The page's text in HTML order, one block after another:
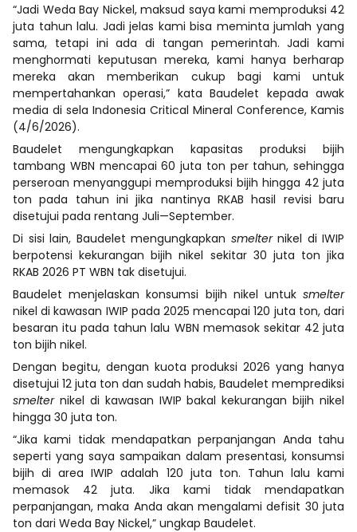
“Jadi Weda Bay Nickel, maksud saya kami memproduksi 42
juta tahun lalu. Jadi jelas kami bisa meminta jumlah yang
sama, tetapi ini ada di tangan pemerintah. Jadi kami
menghormati keputusan mereka, kami hanya berharap
mereka akan memberikan cukup bagi kami untuk
mempertahankan operasi,” kata Baudelet kepada awak
media di sela Indonesia Critical Mineral Conference, Kamis
(4/6/2026).
Baudelet mengungkapkan kapasitas produksi bijih
tambang WBN mencapai 60 juta ton per tahun, sehingga
perseroan menyanggupi memproduksi bijih hingga 42 juta
ton pada tahun ini jika nantinya RKAB hasil revisi baru
disetujui pada rentang Juli—September.
Di sisi lain, Baudelet mengungkapkan smelternikel di IWIP
berpotensi kekurangan bijih nikel sekitar 30 juta ton jika
RKAB 2026 PT WBN tak disetujui.
Baudelet menjelaskan konsumsi bijih nikel untuksmelter
nikel di kawasan IWIP pada 2025 mencapai 120 juta ton, dari
besaran itu pada tahun lalu WBN memasok sekitar 42 juta
ton bijih nikel.
Dengan begitu, dengan kuota produksi 2026 yang hanya
disetujui 12 juta ton dan sudah habis, Baudelet memprediksi
smelternikel di kawasan IWIP bakal kekurangan bijih nikel
hingga 30 juta ton.
“Jika kami tidak mendapatkan perpanjangan Anda tahu
seperti yang saya sampaikan dalam presentasi, konsumsi
bijih di area IWIP adalah 120 juta ton. Tahun lalu kami
memasok 42 juta. Jika kami tidak mendapatkan
perpanjangan, maka Anda akan mengalami defisit 30 juta
ton dari Weda Bay Nickel,” ungkap Baudelet.